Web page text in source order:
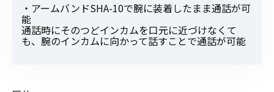
・アームバンドSHA-10で腕に装着したまま通話が可
能
通話時にそのつどインカムを口元に近づけなくて
も、腕のインカムに向かって話すことで通話が可能